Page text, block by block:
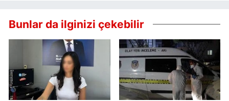
Bunlar da ilginizi çekebilir